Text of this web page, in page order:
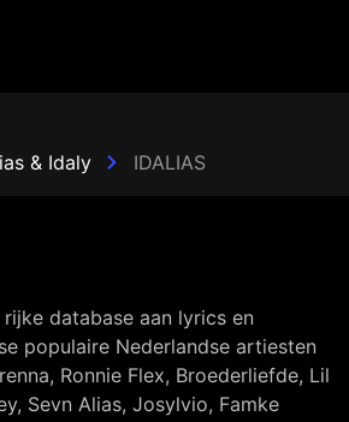
& Idaly IDALIAS
database aan lyrics en
populaire Nederlandse artiesten
Ronnie Flex, Broederliefde, Lil
Sevn Alias, Josylvio, Famke